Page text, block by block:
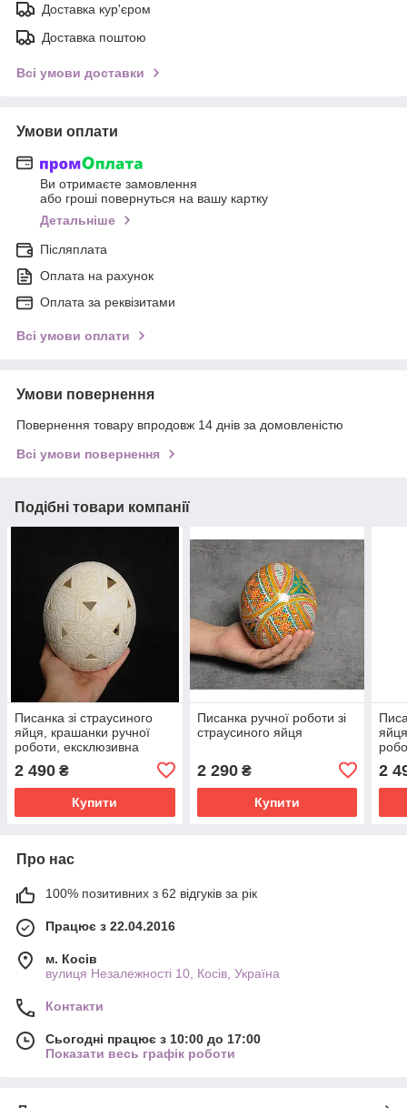
Доставка кур'єром
Доставка поштою
Всі умови доставки
Умови оплати
Ви отримаєте замовлення
або гроші повернуться на вашу картку
Детальніше
Післяплата
Оплата на рахунок
Оплата за реквізитами
Всі умови оплати
Умови повернення
Повернення товару впродовж 14 днів за домовленістю
Всі умови повернення
Подібні товари компанії
Писанка зі страусиного
яйця, крашанки ручної
роботи, ексклюзивна
2 490 ₴
Купити
Писанка ручної роботи зі
страусиного яйця
2 290₴
Купити
2
Про нас
100% позитивних з 62 відгуків за рік
Працює з 22.04.2016
м. Косів
вулиця Незалежності 10, Косів, Україна
Контакти
Сьогодні працює з 10:00 до 17:00
Показати весь графік роботи